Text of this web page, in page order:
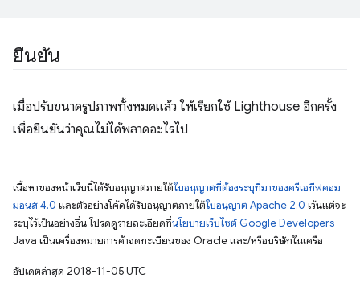
ยืนยัน
เมื่อปรับขนาดรูปภาพทั้งหมดแล้ว ให้เรียกใช้ Lighthouse อีกครั้ง
เพื่อยืนยันว่าคุณไม่ได้พลาดอะไรไป
เนื้อหาของหน้าเว็บนี้ได้รับอนุญาตภายใต้ใบอนุญาตที่ต้องระบุที่มาของครีเอทีฟคอม
มอนส์ 4.0 และตัวอย่างโค้ดได้รับอนุญาตภายใต้ใบอนุญาต Apache 2.0 เว้นแต่จะ
ระบุไว้เป็นอย่างอื่น โปรดดูรายละเอียดที่นโยบายเว็บไซต์ Google Developers
Java เป็นเครื่องหมายการค้าจดทะเบียนของ Oracle และ/หรือบริษัทในเครือ
อัปเดตล่าสุด 2018-11-05 UTC